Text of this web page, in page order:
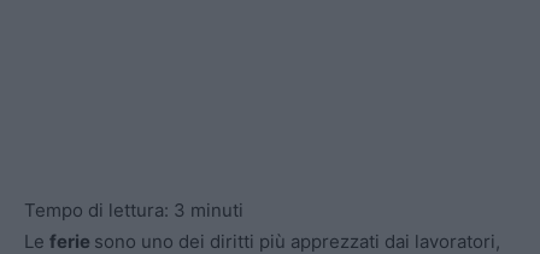
Tempo di lettura: 3 minuti
Le ferie sono uno dei diritti più apprezzati dai lavoratori,